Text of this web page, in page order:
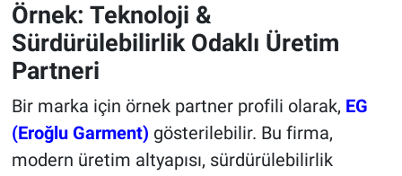
Örnek: Teknoloji &
Sürdürülebilirlik Odaklı Üretim
Partneri
Bir marka için örnek partner profili olarak, EG
(Eroğlu Garment) gösterilebilir. Bu firma,
modern üretim altyapısı, sürdürülebilirlik